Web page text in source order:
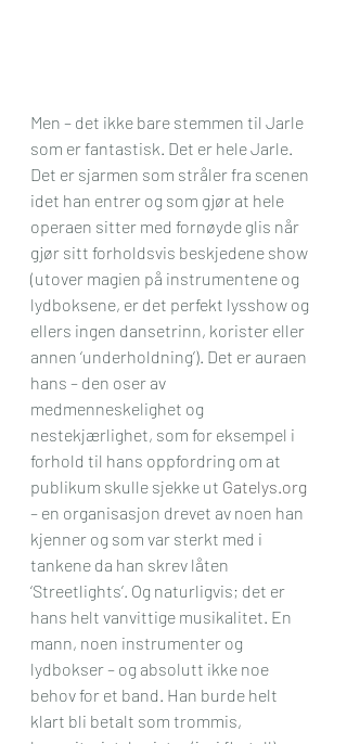
Men – det ikke bare stemmen til Jarle
som er fantastisk. Det er hele Jarle.
Det er sjarmen som stråler fra scenen
idet han entrer og som gjør at hele
operaen sitter med fornøyde glis når
gjør sitt forholdsvis beskjedene show
(utover magien på instrumentene og
lydboksene, er det perfekt lysshow og
ellers ingen dansetrinn, korister eller
annen ‘underholdning’). Det er auraen
hans – den oser av
medmenneskelighet og
nestekjærlighet, som for eksempel i
forhold til hans oppfordring om at
publikum skulle sjekke ut Gatelys.org
– en organisasjon drevet av noen han
kjenner og som var sterkt med i
tankene da han skrev låten
‘Streetlights’. Og naturligvis; det er
hans helt vanvittige musikalitet. En
mann, noen instrumenter og
lydbokser – og absolutt ikke noe
behov for et band. Han burde helt
klart bli betalt som trommis,